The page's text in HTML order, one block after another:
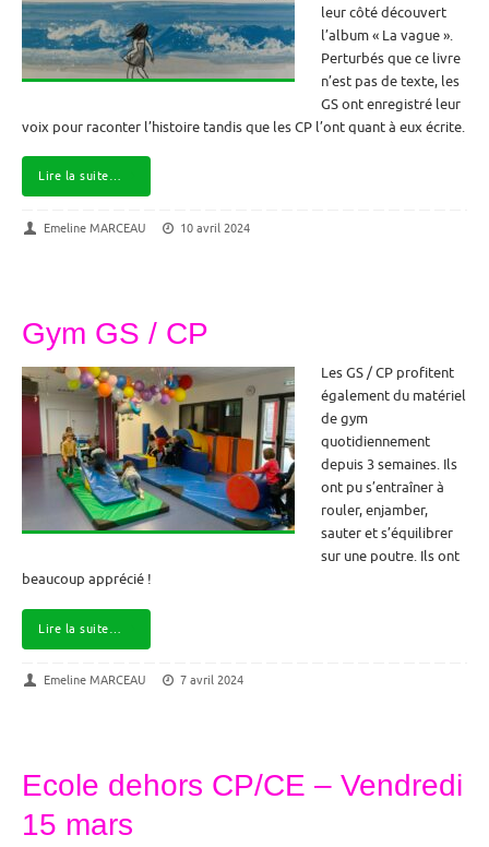
leur côté découvert
l’album « La vague ».
Perturbés que ce livre
n’est pas de texte, les
GS ont enregistré leur
voix pour raconter l’histoire tandis que les CP l’ont quant à eux écrite.
Lire la suite…
Emeline MARCEAU 10 avril 2024
Gym GS / CP
Les GS / CP profitent
également du matériel
de gym
quotidiennement
depuis 3 semaines. Ils
ont pu s’entraîner à
rouler, enjamber,
sauter et s’équilibrer
sur une poutre. Ils ont
beaucoup apprécié !
Lire la suite…
Emeline MARCEAU 7 avril 2024
Ecole dehors CP/CE – Vendredi
15 mars